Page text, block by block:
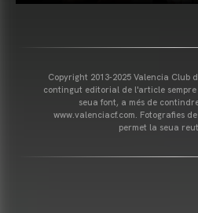
Copyright 2013-2025 Valencia Club
contingut editorial de l'article
seua font, a més de
www.valenciacf.com. Fotografies
permet la seua